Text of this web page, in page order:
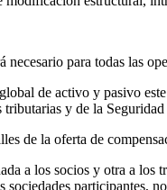
para todas las
de activo y pasivo
y de la
de la oferta de
a los socios y otra a los
participantes,